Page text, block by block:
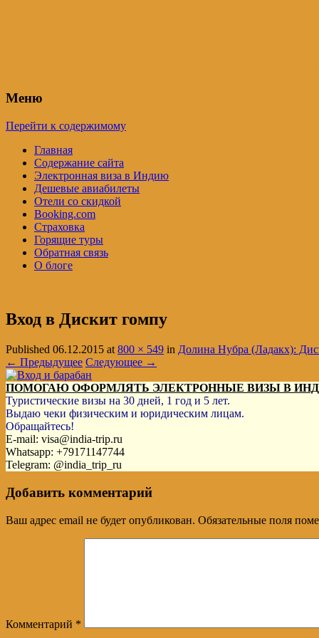
Меню
Перейти к содержимому
Главная
Содержание сайта
Электронная виза в Индию
Дешевые авиабилеты
Отели со скидкой
Booking.com
Страховка
Горящие туры
Обратная связь
О блоге
Вход в Дискит гомпу
Published 06.12.2015 at 800 × 549 in Долина Нубра (Ладакх):
← Предыдущее Следующее →
ПОМОГАЮ ОФОРМЛЯТЬ ЭЛЕКТРОННЫЕ ВИЗЫ В
Туристические визы на 30 дней, 1 год и 5 лет.
Выдаю чеки физическим и юридическим лицам.
Обращайтесь!
E-mail: visa@india-trip.ru
Whatsapp: +79171147744
Telegram: @india_trip_ru
Добавить комментарий
Ваш адрес email не будет опубликован. Обязательные поля
Комментарий *